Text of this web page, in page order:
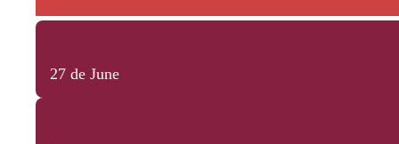
27 de June